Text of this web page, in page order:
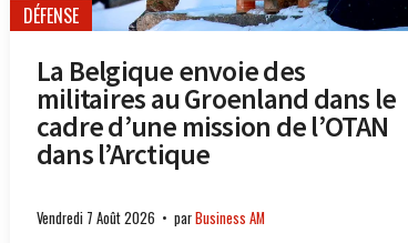
DÉFENSE
La Belgique envoie des
militaires au Groenland dans le
cadre d’une mission de l’OTAN
dans l’Arctique
Vendredi 7 Août 2026 parBusiness AM